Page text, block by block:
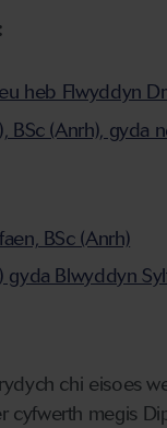
heb Flwyddyn
BSc (Anrh),
BSc (Anrh)
Blwyddyn
chi eisoes
cyfwerth megis